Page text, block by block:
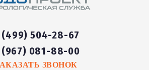
(499) 504-28-67
081-88-00
ЗВОНОК